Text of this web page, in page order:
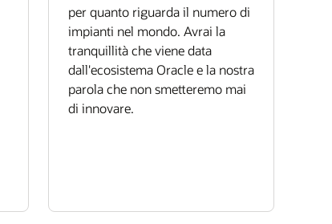
per quanto riguarda il numero di
impianti nel mondo. Avrai la
tranquillità che viene data
dall'ecosistema Oracle e la nostra
parola che non smetteremo mai
di innovare.